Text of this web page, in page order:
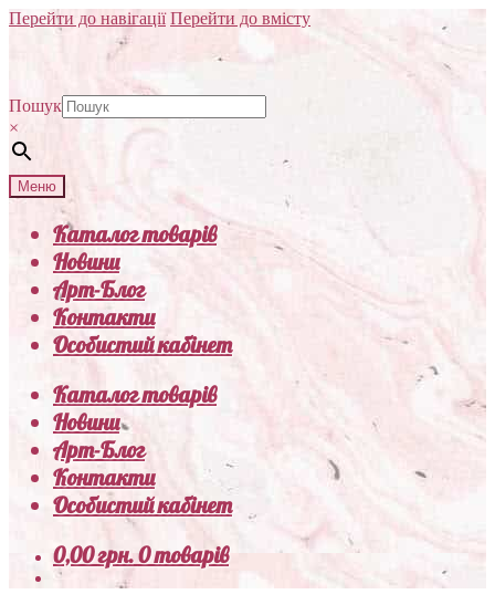
Перейти до навігації Перейти до вмісту
Пошук
×
Меню
Каталог товарів
Новини
Арт-Блог
Контакти
Особистий кабінет
Каталог товарів
Новини
Арт-Блог
Контакти
Особистий кабінет
0,00грн.0 товарів